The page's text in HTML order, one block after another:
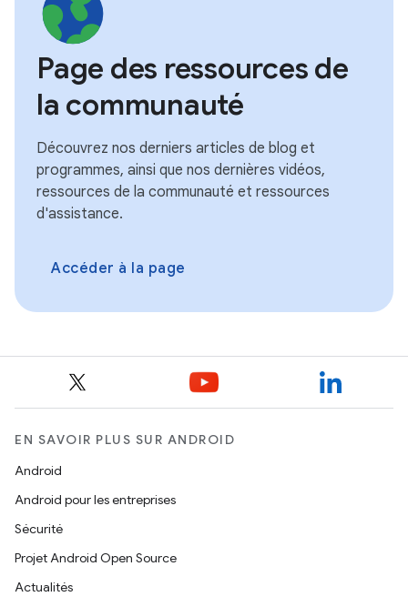
Page des ressources de
la communauté
Découvrez nos derniers articles de blog et
programmes, ainsi que nos dernières vidéos,
ressources de la communauté et ressources
d'assistance.
Accéder à la page
EN SAVOIR PLUS SUR ANDROID
Android
Android pour les entreprises
Sécurité
Projet Android Open Source
Actualités